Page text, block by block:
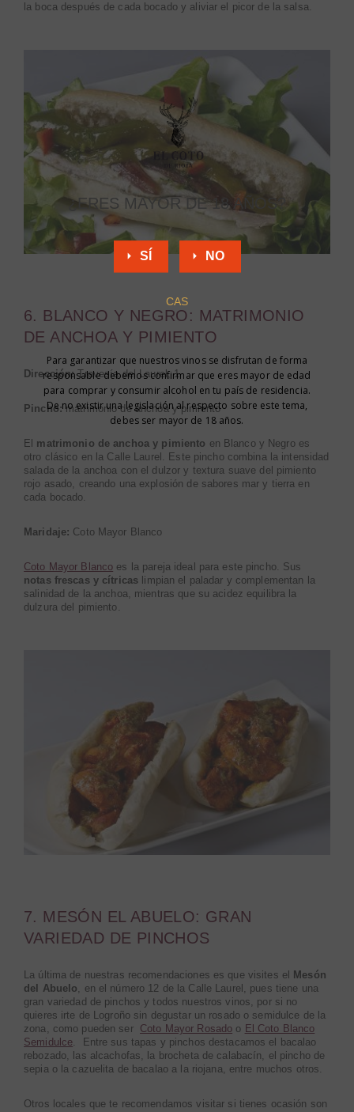
la boca después de cada bocado y aliviar el picor de la salsa.
6. BLANCO Y NEGRO: MATRIMONIO
DE ANCHOA Y PIMIENTO
Dirección:Travesía del Laurel, 1
Pincho:matrimonio de anchoa y pimiento
El matrimonio de anchoa y pimiento en Blanco y Negro es
otro clásico en la Calle Laurel. Este pincho combina la intensidad
salada de la anchoa con el dulzor y textura suave del pimiento
rojo asado, creando una explosión de sabores mar y tierra en
cada bocado.
Maridaje: Coto Mayor Blanco
Coto Mayor Blanco es la pareja ideal para este pincho. Sus
notas frescas y cítricas limpian el paladar y complementan la
salinidad de la anchoa, mientras que su acidez equilibra la
dulzura del pimiento.
7. MESÓN EL ABUELO: GRAN
VARIEDAD DE PINCHOS
La última de nuestras recomendaciones es que visites el
Mesón
del Abuelo, en el número 12 de la Calle Laurel, pues tiene una
gran variedad de pinchos y todos nuestros vinos, por si no
quieres irte de Logroño sin degustar un rosado o semidulce de la
zona, como pueden ser Coto Mayor Rosado o El Coto Blanco
Semidulce. Entre sus tapas y pinchos destacamos el bacalao
rebozado, las alcachofas, la brocheta de calabacín, el pincho de
sepia o la cazuelita de bacalao a la riojana, entre muchos otros.
Otros locales que te recomendamos visitar si tienes ocasión son
¿ERES MAYOR DE 18 AÑOS?
SÍ NO
CAS
Para garantizar que nuestros vinos se disfrutan de forma
responsable debemos confirmar que eres mayor de edad
para comprar y consumir alcohol en tu país de residencia.
De no existir una legislación al respecto sobre este tema,
debes ser mayor de 18 años.